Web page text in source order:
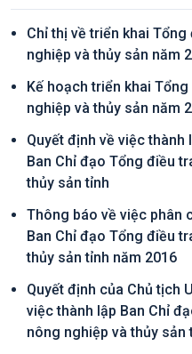
Chỉ thị về triển khai
nghiệp và thủy sản năm
Kế hoạch triển khai
nghiệp và thủy sản năm
Quyết định về việc
Ban Chỉ đạo Tổng điều
thủy sản tỉnh
Thông báo về việc phân
Ban Chỉ đạo Tổng điều
thủy sản tỉnh năm 2016
Quyết định của Chủ tịch
việc thành lập Ban Chỉ
nông nghiệp và thủy sản